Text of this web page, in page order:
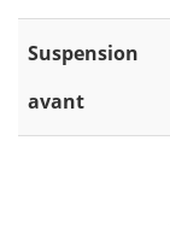
Suspension
avant